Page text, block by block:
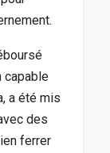
capable
a été mis
des
ferrer